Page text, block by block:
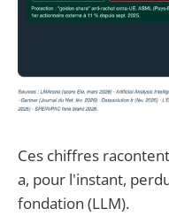
Ces chiffres
a, pour l'instant,
fondation (LLM).